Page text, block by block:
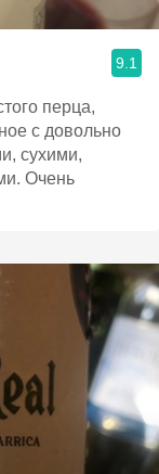
9.1
перца,
с довольно
сухими,
Очень